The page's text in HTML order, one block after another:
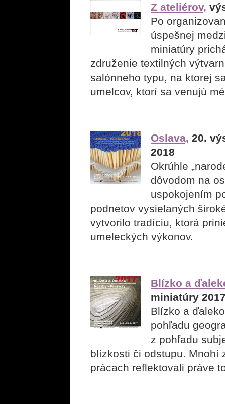
Z ateliérov,
Po
úspešnej
miniatúry
združenie textilných
salónneho typu, na ktorej
umelcov, ktorí sa venujú
Oslava, 20.
2018
Okrúhle
dôvodom na
uspokojením
podnetov vysielaných
vytvorilo tradíciu, ktorá
umeleckých výkonov.
Blízko a
miniatúry
Blízko a
pohľadu
z pohľadu
blízkosti či odstupu. Mnohí
prácach reflektovali práve